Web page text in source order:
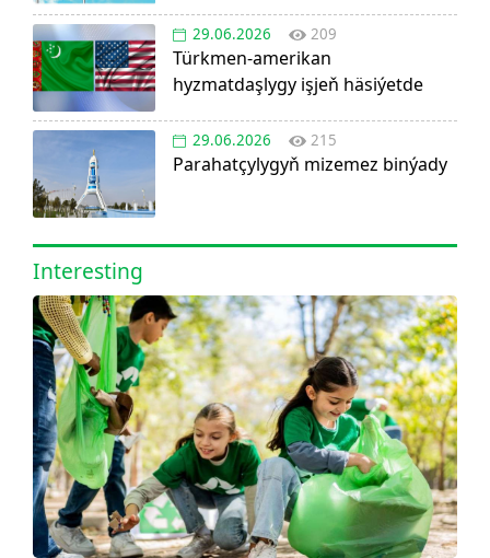
29.06.2026 209
Türkmen-amerikan
hyzmatdaşlygy işjeň häsiýetde
29.06.2026 215
Parahatçylygyň mizemez binýady
Interesting